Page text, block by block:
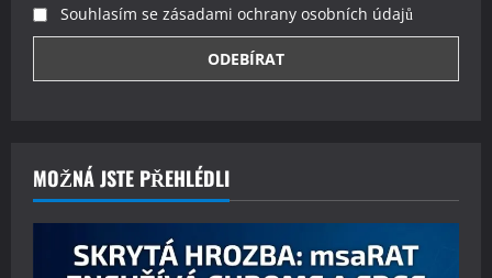
Souhlasím se zásadami ochrany osobních údajů
MOŽNÁ JSTE PŘEHLÉDLI